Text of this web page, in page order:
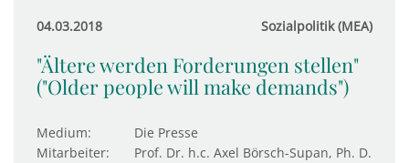
04.03.2018 Sozialpolitik (MEA)
"Ältere werden Forderungen stellen"
("Older people will make demands")
Medium:
Die Presse
Mitarbeiter:
Prof. Dr. h.c. Axel Börsch-Supan, Ph. D.